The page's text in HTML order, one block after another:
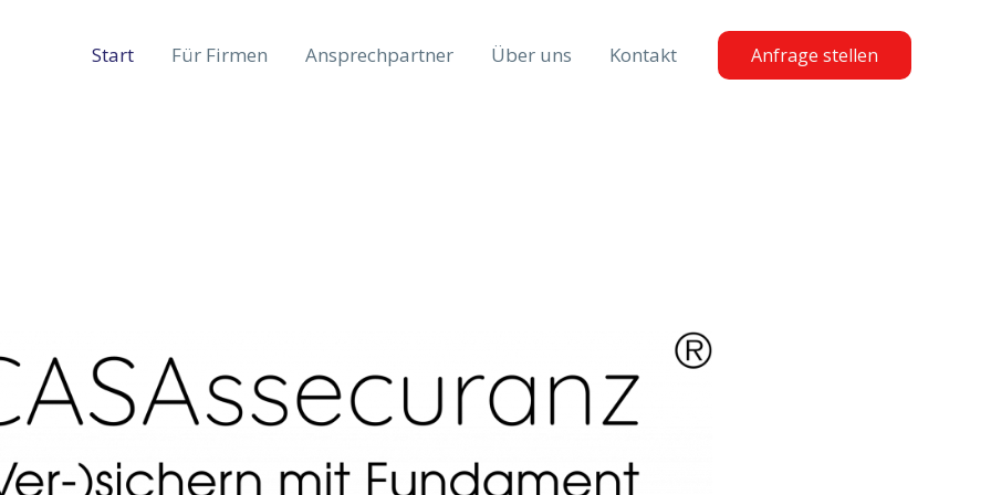
Start Für Firmen Ansprechpartner Über uns Kontakt Anfrage stellen